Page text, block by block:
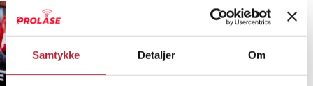
Samtykke Detaljer Om